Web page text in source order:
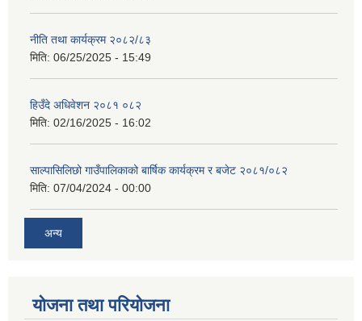
नीति तथा कार्यक्रम २०८२/८३
मिति: 06/25/2025 - 15:49
हिउँदे अधिवेशन २०८१ ०८२
मिति: 02/16/2025 - 16:02
साल्पासिलिछो गाउँपालिकाको बार्षिक कार्यक्रम र बजेट २०८१/०८२
मिति: 07/04/2024 - 00:00
अन्य
योजना तथा परियोजना